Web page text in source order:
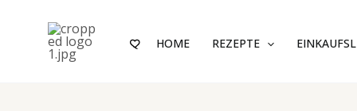
springen
HOME REZEPTE